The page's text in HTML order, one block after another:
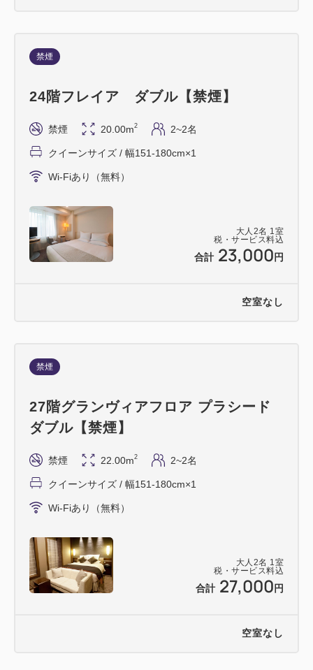
大人 2名 1 室
税・サービス料込
合計 23,000 円
禁煙
24階フレイア ダブル【禁煙】
禁煙 20.00m2 2~2名
クイーンサイズ / 幅151-180cm×1
Wi-Fiあり（無料）
空室なし
大人 2名 1 室
税・サービス料込
合計 27,000 円
禁煙
27階グランヴィアフロア プラシード
ダブル【禁煙】
禁煙 22.00m2 2~2名
クイーンサイズ / 幅151-180cm×1
Wi-Fiあり（無料）
空室なし